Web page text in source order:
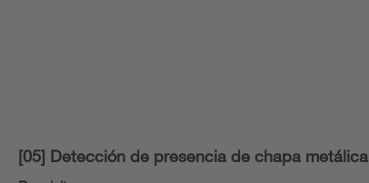
[05] Detección de presencia de chapa metálica